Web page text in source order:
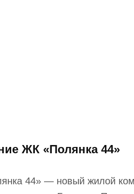
ЖК «Полянка 44»
44» — новый жилой